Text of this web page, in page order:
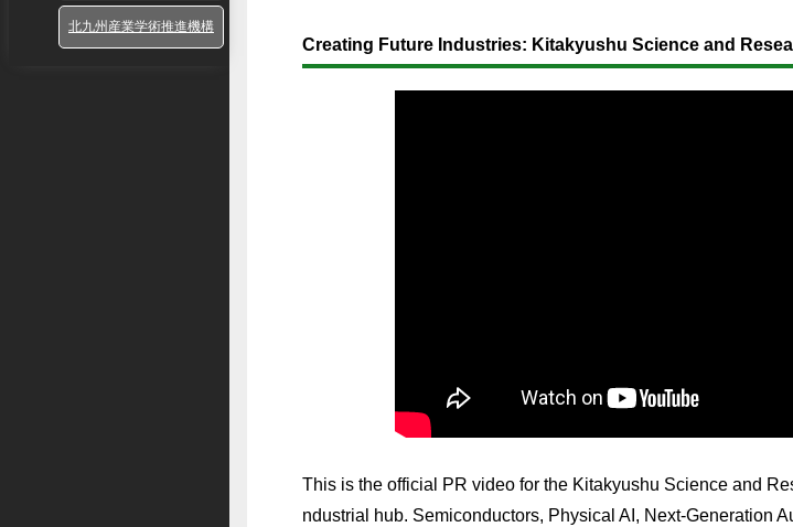
北九州産業学術推進機構
Creating Future Industries: Kitakyushu Science and
This is the official PR video for the Kitakyushu Science and
ndustrial hub. Semiconductors, Physical AI, Next-Generation